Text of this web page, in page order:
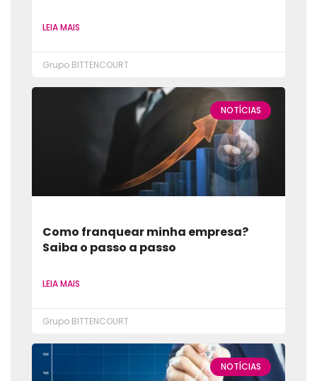
LEIA MAIS
Grupo BITTENCOURT
NOTÍCIAS
Como franquear minha empresa?
Saiba o passo a passo
LEIA MAIS
Grupo BITTENCOURT
NOTÍCIAS